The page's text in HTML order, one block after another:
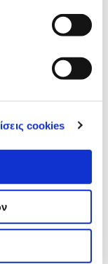
cookies
στην αναζήτηση
τη
πιο